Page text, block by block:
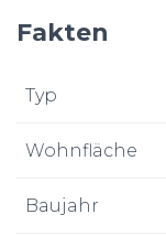
Fakten
Typ
Wohnfläche
Baujahr